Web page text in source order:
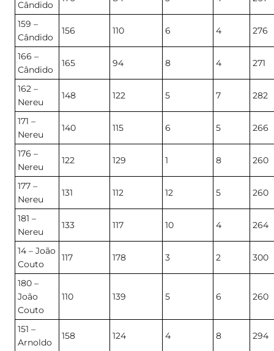
Cândido
159 –
Cândido
156 110 6 4 276
166 –
Cândido
165 94 8 4 271
162 –
Nereu
148 122 5 7 282
171 –
Nereu
140 115 6 5 266
176 –
Nereu
122 129 1 8 260
177 –
Nereu
131 112 12 5 260
181 –
Nereu
133 117 10 4 264
14 – João
Couto
117 178 3 2 300
180 –
João
Couto
110 139 5 6 260
151 –
Arnoldo
158 124 4 8 294